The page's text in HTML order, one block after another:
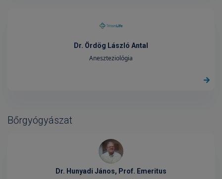
Dr. Ördög László Antal
Aneszteziológia
Bőrgyógyászat
Dr. Hunyadi János, Prof. Emeritus